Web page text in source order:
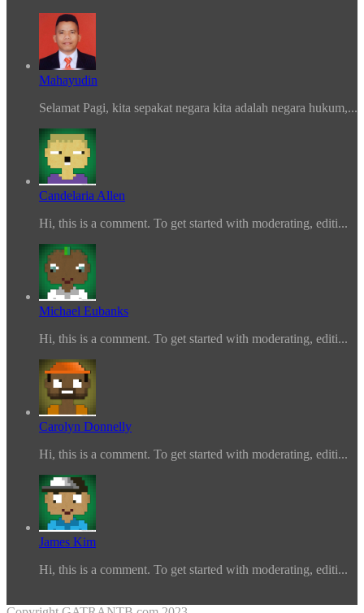
Mahayudin
Selamat Pagi, kita sepakat negara kita adalah negara hukum,...
Candelaria Allen
Hi, this is a comment. To get started with moderating, editi...
Michael Eubanks
Hi, this is a comment. To get started with moderating, editi...
Carolyn Donnelly
Hi, this is a comment. To get started with moderating, editi...
James Kim
Hi, this is a comment. To get started with moderating, editi...